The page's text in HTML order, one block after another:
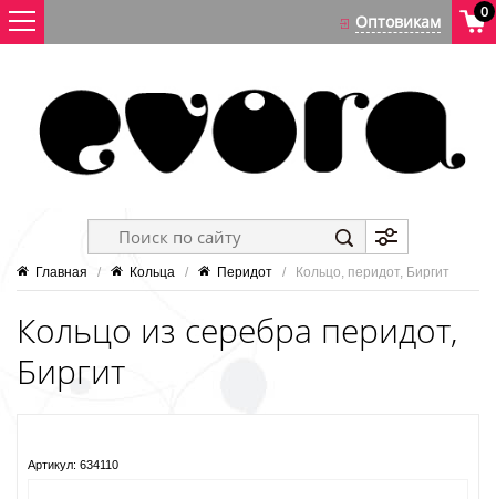
0
Главная / Кольца / Перидот /   Кольцо, перидот, Биргит
Кольцо из серебра перидот,
Биргит
Артикул: 634110